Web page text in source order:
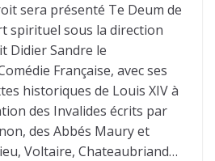
sera présenté Te Deum de
spirituel sous la direction
Didier Sandre le
Française, avec ses
historiques de Louis XIV à
des Invalides écrits par
des Abbés Maury et
Voltaire, Chateaubriand…